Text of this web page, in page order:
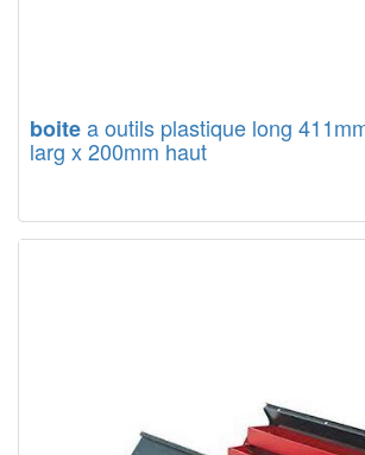
boitea outils plastique long
larg x 200mm haut